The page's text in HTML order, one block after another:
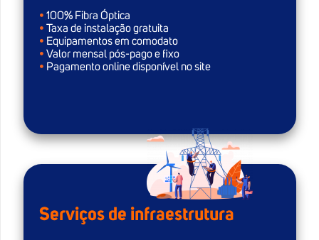
• 100% Fibra Óptica
• Taxa de instalação gratuita
• Equipamentos em comodato
• Valor mensal pós-pago e fixo
• Pagamento online disponível no site
Serviços de infraestrutura